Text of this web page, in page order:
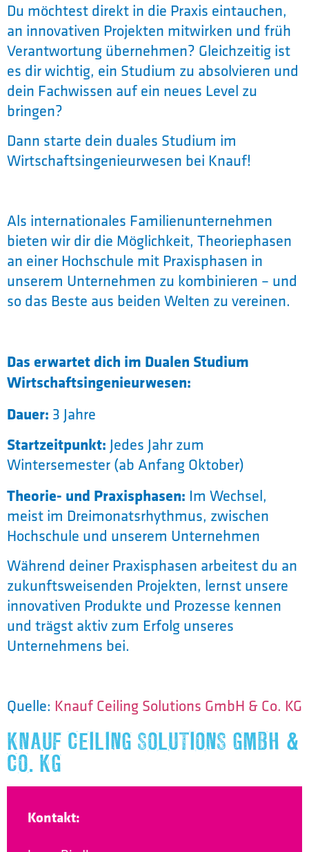
KNAUF CEILING SOLUTIONS GMBH &
CO. KG
Kontakt:
Du möchtest direkt in die Praxis eintauchen,
an innovativen Projekten mitwirken und früh
Verantwortung übernehmen? Gleichzeitig ist
es dir wichtig, ein Studium zu absolvieren und
dein Fachwissen auf ein neues Level zu
bringen?
Dann starte dein duales Studium im
Wirtschaftsingenieurwesen bei Knauf!
Als internationales Familienunternehmen
bieten wir dir die Möglichkeit, Theoriephasen
an einer Hochschule mit Praxisphasen in
unserem Unternehmen zu kombinieren – und
so das Beste aus beiden Welten zu vereinen.
Das erwartet dich im Dualen Studium
Wirtschaftsingenieurwesen:
Dauer: 3 Jahre
Startzeitpunkt: Jedes Jahr zum
Wintersemester (ab Anfang Oktober)
Theorie- und Praxisphasen: Im Wechsel,
meist im Dreimonatsrhythmus, zwischen
Hochschule und unserem Unternehmen
Während deiner Praxisphasen arbeitest du an
zukunftsweisenden Projekten, lernst unsere
innovativen Produkte und Prozesse kennen
und trägst aktiv zum Erfolg unseres
Unternehmens bei.
Quelle: Knauf Ceiling Solutions GmbH & Co. KG